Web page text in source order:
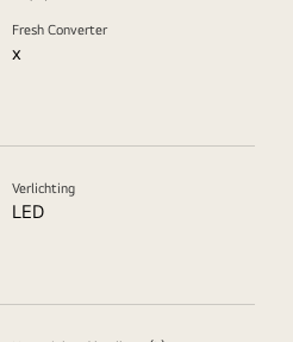
Fresh Converter
x
Verlichting
LED